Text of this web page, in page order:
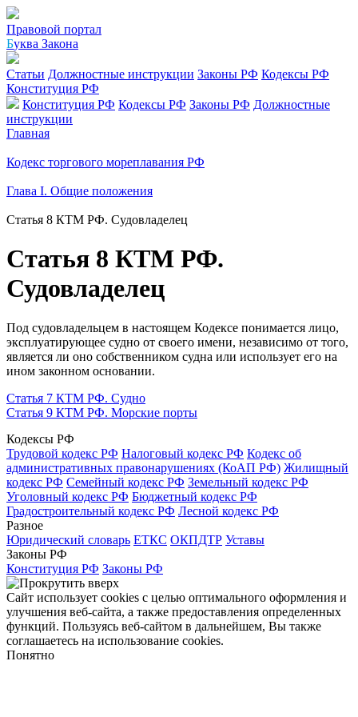
Правовой портал
Буква Закона
Статьи Должностные инструкции Законы РФ Кодексы РФ
Конституция РФ
Конституция РФ Кодексы РФ Законы РФ Должностные
инструкции
Главная
Кодекс торгового мореплавания РФ
Глава I. Общие положения
Статья 8 КТМ РФ. Судовладелец
Статья 8 КТМ РФ.
Судовладелец
Под судовладельцем в настоящем Кодексе понимается лицо,
эксплуатирующее судно от своего имени, независимо от того,
является ли оно собственником судна или использует его на
ином законном основании.
Статья 7 КТМ РФ. Судно
Статья 9 КТМ РФ. Морские порты
Кодексы РФ
Трудовой кодекс РФ Налоговый кодекс РФ Кодекс об
административных правонарушениях (КоАП РФ) Жилищный
кодекс РФ Семейный кодекс РФ Земельный кодекс РФ
Уголовный кодекс РФ Бюджетный кодекс РФ
Градостроительный кодекс РФ Лесной кодекс РФ
Разное
Юридический словарь ЕТКС ОКПДТР Уставы
Законы РФ
Конституция РФ Законы РФ
Сайт использует cookies с целью оптимального оформления и
улучшения веб-сайта, а также предоставления определенных
функций. Пользуясь веб-сайтом в дальнейшем, Вы также
соглашаетесь на использование cookies.
Понятно